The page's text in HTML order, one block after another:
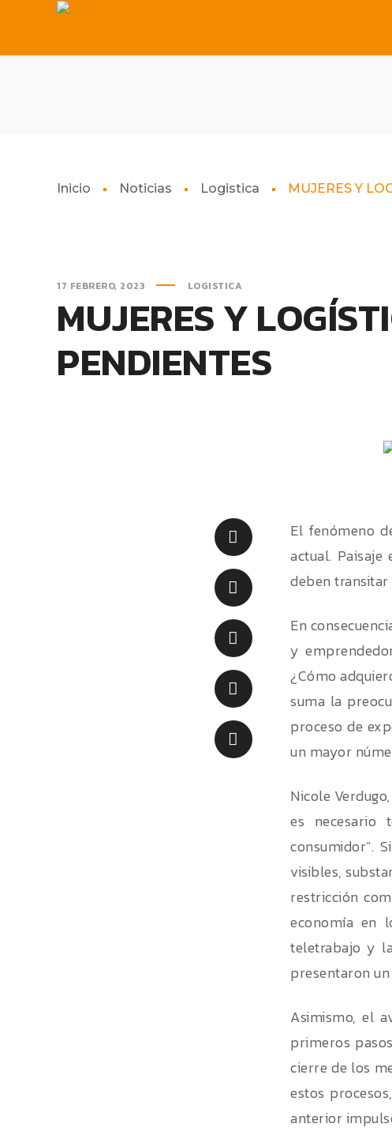
Inicio Noticias Logistica MUJERES Y
17 FEBRERO, 2023 LOGISTICA
MUJERES Y
PENDIENTES
El fenómeno
actual.
deben
En
y
¿Cómo
suma la
proceso de
un mayor
Nicole
es necesario
consumidor”.
visibles,
restricción
economía en
teletrabajo y
presentaron
Asimismo, el
primeros
cierre de los
estos
anterior